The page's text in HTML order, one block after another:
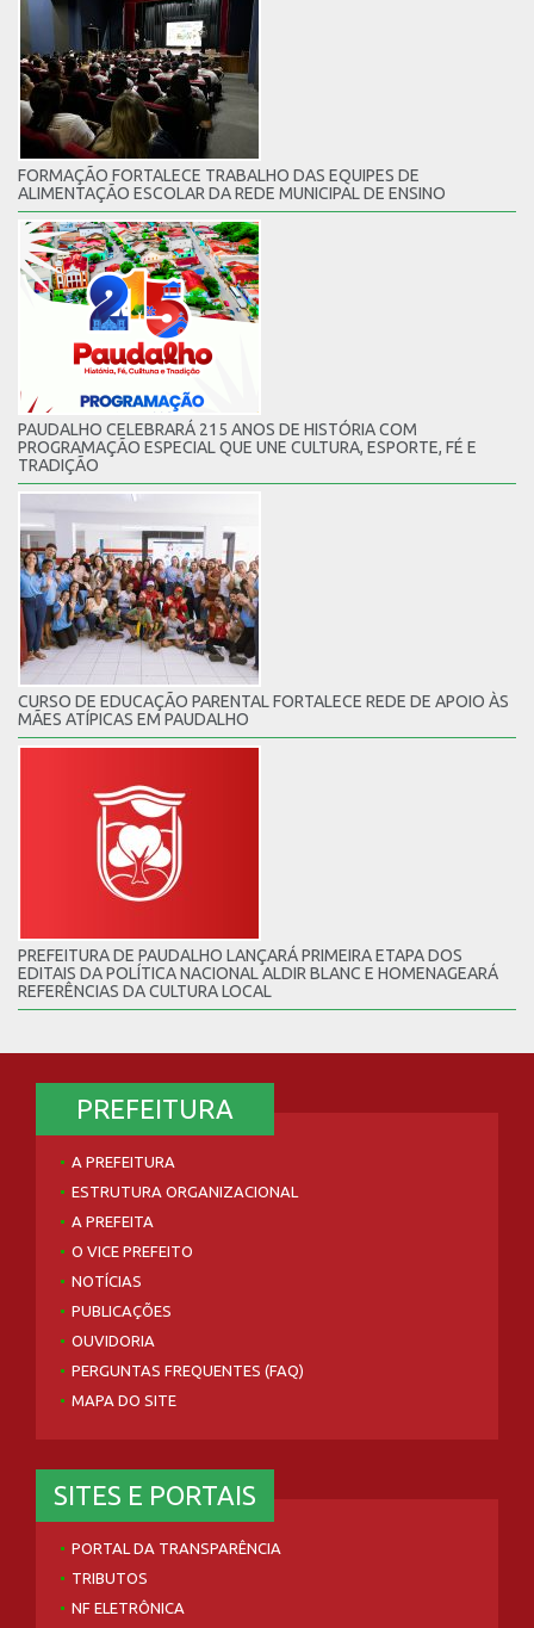
FORMAÇÃO FORTALECE TRABALHO DAS EQUIPES DE
ALIMENTAÇÃO ESCOLAR DA REDE MUNICIPAL DE ENSINO
PAUDALHO CELEBRARÁ 215 ANOS DE HISTÓRIA COM
PROGRAMAÇÃO ESPECIAL QUE UNE CULTURA, ESPORTE, FÉ E
TRADIÇÃO
CURSO DE EDUCAÇÃO PARENTAL FORTALECE REDE DE APOIO ÀS
MÃES ATÍPICAS EM PAUDALHO
PREFEITURA DE PAUDALHO LANÇARÁ PRIMEIRA ETAPA DOS
EDITAIS DA POLÍTICA NACIONAL ALDIR BLANC E HOMENAGEARÁ
REFERÊNCIAS DA CULTURA LOCAL
PREFEITURA
A PREFEITURA
ESTRUTURA ORGANIZACIONAL
A PREFEITA
O VICE PREFEITO
NOTÍCIAS
PUBLICAÇÕES
OUVIDORIA
PERGUNTAS FREQUENTES (FAQ)
MAPA DO SITE
SITES E PORTAIS
PORTAL DA TRANSPARÊNCIA
TRIBUTOS
NF ELETRÔNICA